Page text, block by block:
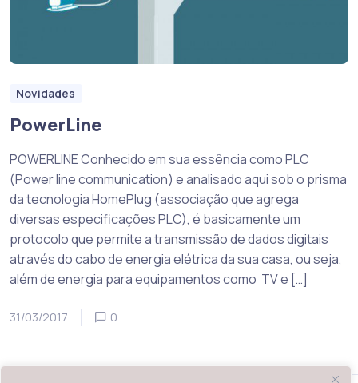
Novidades
PowerLine
POWERLINE Conhecido em sua essência como PLC
(Power line communication) e analisado aqui sob o prisma
da tecnologia HomePlug (associação que agrega
diversas especificações PLC), é basicamente um
protocolo que permite a transmissão de dados digitais
através do cabo de energia elétrica da sua casa, ou seja,
além de energia para equipamentos como TV e […]
31/03/2017 0